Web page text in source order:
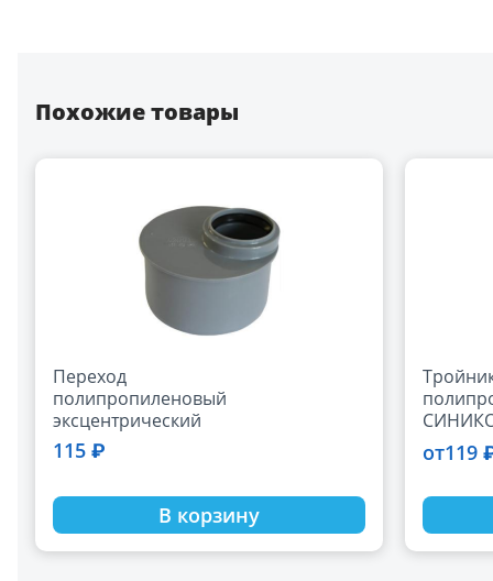
Похожие товары
Переход
полипропиленовый
эксцентрический
РОСТУРПЛАСТ D110
мм
115 ₽
В корзину
мм
от119